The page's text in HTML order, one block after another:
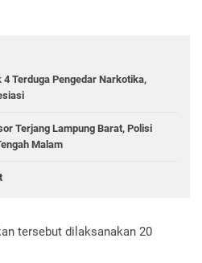
Terduga Pengedar Narkotika,
Terjang Lampung Barat, Polisi
Malam
tersebut dilaksanakan 20